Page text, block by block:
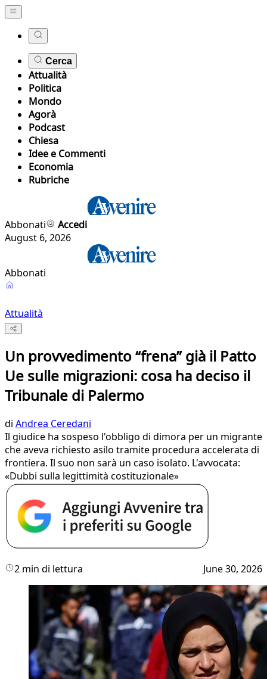
Cerca
Attualità
Politica
Mondo
Agorà
Podcast
Chiesa
Idee e Commenti
Economia
Rubriche
Abbonati
Accedi
August 6, 2026
Abbonati
Attualità
Un provvedimento “frena” già il Patto
Ue sulle migrazioni: cosa ha deciso il
Tribunale di Palermo
di Andrea Ceredani
Il giudice ha sospeso l'obbligo di dimora per un migrante
che aveva richiesto asilo tramite procedura accelerata di
frontiera. Il suo non sarà un caso isolato. L'avvocata:
«Dubbi sulla legittimità costituzionale»
2 min di lettura June 30, 2026